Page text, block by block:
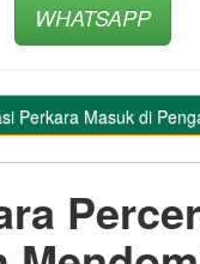
WHATSAPP
Masuk di